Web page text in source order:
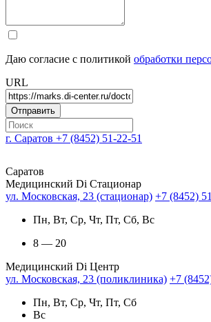
Даю согласие с политикой обработки
URL
г. Саратов +7 (8452) 51-22-51
Саратов
Медицинский Di Стационар
ул. Московская, 23 (стационар) +7 (8452)
Пн, Вт, Ср, Чт, Пт, Сб, Вс
8 — 20
Медицинский Di Центр
ул. Московская, 23 (поликлиника) +7
Пн, Вт, Ср, Чт, Пт, Сб
Вс